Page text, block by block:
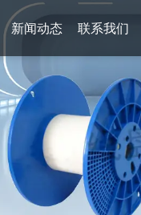
线材线盘
转线盘
交货线盘
包装交货线盘
质周转交货线盘
新闻动态
佳友新闻
行业新闻
联系我们
电子地图